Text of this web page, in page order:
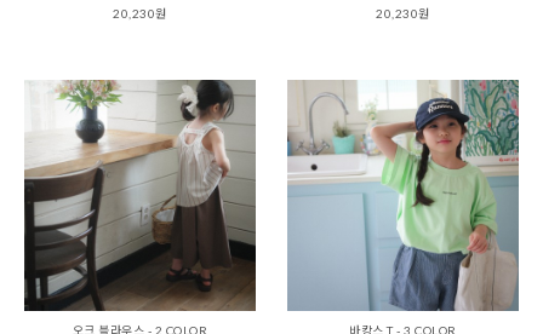
20,230원
20,230원
오크 블라우스 - 2 COLOR
바캉스 T - 3 COLOR